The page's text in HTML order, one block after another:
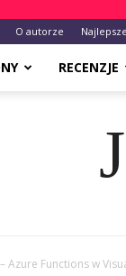
O autorze Najlepsze
RECENZJE
Azure Functions w